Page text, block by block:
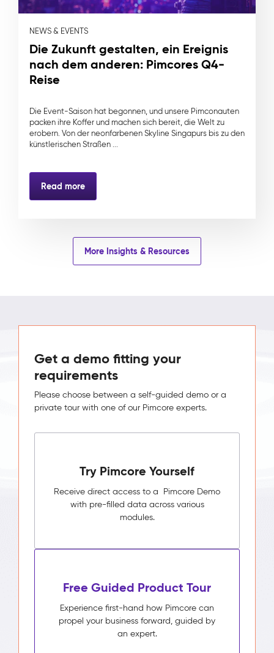
NEWS & EVENTS
Die Zukunft gestalten, ein Ereignis
nach dem anderen: Pimcores Q4-
Reise
Die Event-Saison hat begonnen, und unsere Pimconauten
packen ihre Koffer und machen sich bereit, die Welt zu
erobern. Von der neonfarbenen Skyline Singapurs bis zu den
künstlerischen Straßen ...
Read more
More Insights & Resources
Get a demo fitting your
requirements
Please choose between a self-guided demo or a
private tour with one of our Pimcore experts.
Try Pimcore Yourself
Receive direct access to a Pimcore Demo
with pre-filled data across various
modules.
Free Guided Product Tour
Experience first-hand how Pimcore can
propel your business forward, guided by
an expert.